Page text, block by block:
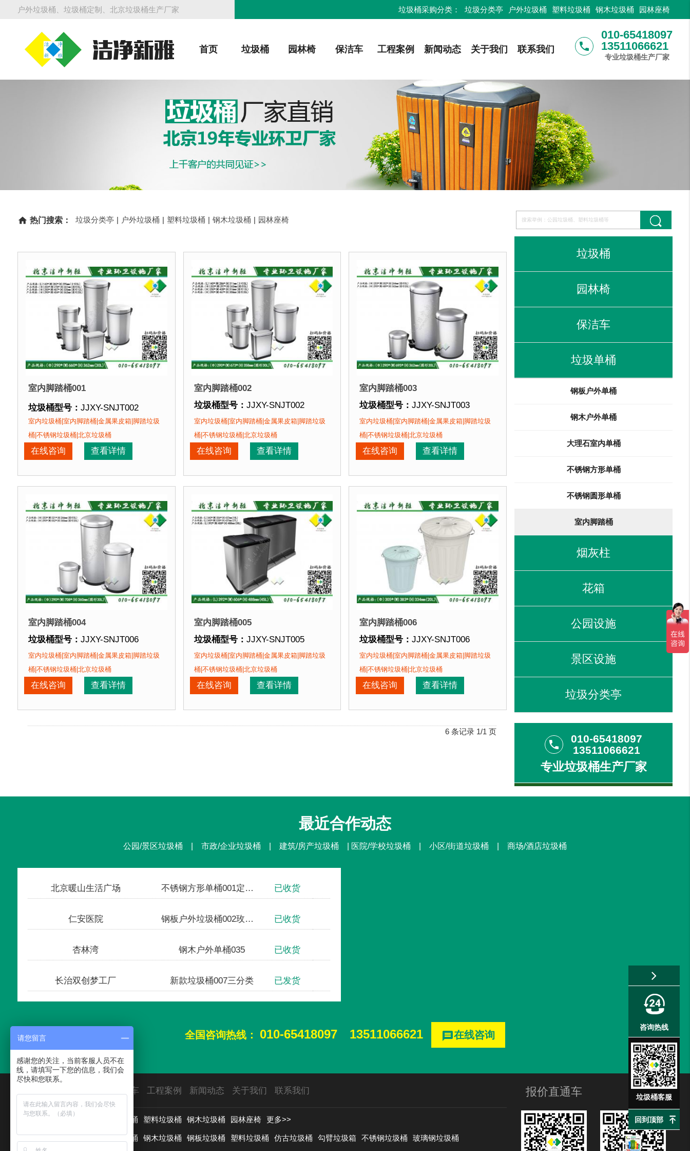
户外垃圾桶、垃圾桶定制、北京垃圾桶生产厂家 垃圾桶采购分类： 垃圾分类亭 户外垃圾桶 塑料垃圾桶 钢木垃圾桶 园林座椅
首页 垃圾桶 园林椅 保洁车 工程案例 新闻动态 关于我们 联系我们 phone
010-65418097
13511066621
专业垃圾桶生产厂家
home 热门搜索： 垃圾分类亭 | 户外垃圾桶 | 塑料垃圾桶 | 钢木垃圾桶 | 园林座椅
室内脚踏桶001
垃圾桶型号： JJXY-SNJT002
垃圾桶规格：(L)143*(W)282*(H)295mm(方形5L)
(Φ)203*(W)278*(H)261mm(圆形5L)
(Φ)250*(W)407*(H)320mm(圆形12L)
(Φ)290*(W)454*(H)362mm(圆形20L)
垃圾桶材质：不锈钢板
垃圾桶特点：1、全桶采用加厚不锈钢板，塑粉喷塑使用寿命为其它垃圾桶3倍以上。2、箱体采用高质量不锈钢板，冲孔设计，防锈透气，可广泛用于腐蚀性环境中。3、
正在使用该垃圾桶的部分客户：
北京某商场、北京某展览馆、北京某图书馆等
室内垃圾桶|室内脚踏桶|金属果皮箱|脚踏垃圾
桶|不锈钢垃圾桶|北京垃圾桶
在线咨询 查看详情
室内脚踏桶002
垃圾桶型号： JJXY-SNJT002
垃圾桶规格：(L)140*(W)286*(H)311mm(方形5L)
(Φ)203*(W)297*(H)263mm(圆形5L)
(Φ)250*(W)428*(H)316mm(圆形12L)
(Φ)290*(W)467*(H)358mm(圆形20L)
垃圾桶特点：1、全桶采用加厚不锈钢板，塑粉喷塑使用寿命为其它垃圾桶3倍以上。2、箱体采用高质量不锈钢板，冲孔设计
正在使用该垃圾桶的部分客户：
北京某商场、北京某展览馆、北京某图书馆等
室内垃圾桶|室内脚踏桶|金属果皮箱|脚踏垃圾
桶|不锈钢垃圾桶|北京垃圾桶
在线咨询 查看详情
室内脚踏桶003
垃圾桶型号：JJXY-SNJT003
垃圾桶规格：(Φ)203*(W)302*(H)264mm(5L)
(Φ)290*(W)489*(H)362mm(20L)
(Φ)290*(W)695*(H)362mm(30L)
垃圾桶材质：
不锈钢板
北京某商场、北京某展览馆、北京某图书馆等
室内垃圾桶|室内脚踏桶|金属果皮箱|脚踏垃圾
桶|不锈钢垃圾桶|北京垃圾桶
在线咨询 查看详情
室内脚踏桶004
垃圾桶型号： JJXY-SNJT006
垃圾桶规格：(Φ)203*(W)321*(H)266mm(5L)
(Φ)290*(W)502*(H)360mm(20L)
(Φ)290*(W)708*(H)360mm(30L)
垃圾桶材质：
不锈钢板
正在使用该垃圾桶的部分客户：
室内垃圾桶|室内脚踏桶|金属果皮箱|脚踏垃圾
桶|不锈钢垃圾桶|北京垃圾桶
在线咨询 查看详情
室内脚踏桶005
垃圾桶型号： JJXY-SNJT005
垃圾桶规格：(L)340*(W)356*(H)437mm(18L)
(L)340*(W)528*(H)437mm(27L)
(L)392*(W)408*(H)488mm(30L)
垃圾桶材质：
不锈钢板
正在使用该垃圾桶的部分客户：
室内垃圾桶|室内脚踏桶|金属果皮箱|脚踏垃圾
桶|不锈钢垃圾桶|北京垃圾桶
在线咨询 查看详情
室内脚踏桶006
垃圾桶型号：JJXY-SNJT006
垃圾桶规格：(Φ)305*(W)383*(H)334mm(20L)
(Φ)186*(W)232*(H)200mm(3L)
垃圾桶材质：
不锈钢板
垃圾桶周期：
3-7天 厂家直销 来图定制
北京某商场、北京某展览馆、北京某图书馆等
室内垃圾桶|室内脚踏桶|金属果皮箱|脚踏垃圾
桶|不锈钢垃圾桶|北京垃圾桶
在线咨询 查看详情
6 条记录 1/1 页
垃圾桶
园林椅
保洁车
垃圾单桶
钢板户外单桶
钢木户外单桶
大理石室内单桶
不锈钢方形单桶
不锈钢圆形单桶
室内脚踏桶
烟灰柱
花箱
公园设施
景区设施
垃圾分类亭
phone
010-65418097
13511066621
专业垃圾桶生产厂家
最近合作动态
公园/景区垃圾桶 | 市政/企业垃圾桶 | 建筑/房产垃圾桶 | 医院/学校垃圾桶 | 小区/街道垃圾桶 | 商场/酒店垃圾桶
北京暖山生活广场 已收货
仁安医院 已收货
杏林湾 钢木户外单桶035 已收货
长治双创梦工厂 新款垃圾桶007三分类 已发货
全国咨询热线： 010-65418097 13511066621 message在线咨询
保洁车 工程案例 新闻动态 关于我们 联系我们
用途分类： 垃圾分类亭 户外垃圾桶 塑料垃圾桶 钢木垃圾桶 园林座椅 更多>>
材质分类：分类垃圾桶 新款垃圾桶 钢木垃圾桶 钢板垃圾桶 塑料垃圾桶 仿古垃圾桶 勾臂垃圾箱 不锈钢垃圾桶 玻璃钢垃圾桶
报价直通车
咨询热线
垃圾桶客服
回到顶部
请您留言
感谢您的关注，当前客服人员不在
线，请填写一下您的信息，我们会
尽快和您联系。